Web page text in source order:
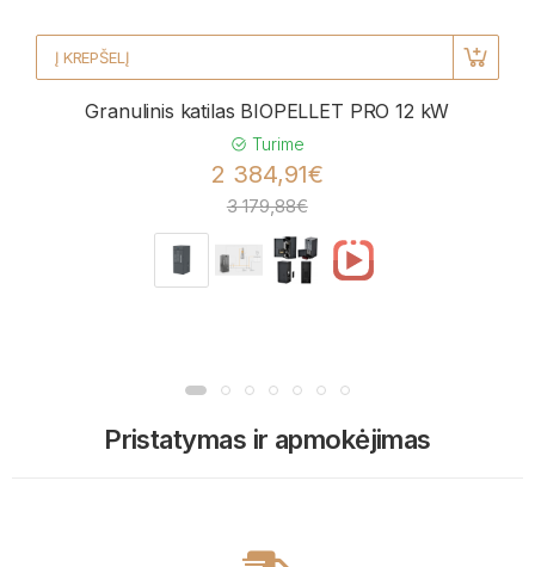
Į KREPŠELĮ
Granulinis katilas BIOPELLET PRO 12 kW
Turime
2 384,91€
3 179,88€
Pristatymas ir apmokėjimas